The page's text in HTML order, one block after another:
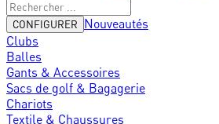
CONFIGURER
Nouveautés
Clubs
Balles
Gants & Accessoires
Sacs de golf & Bagagerie
Chariots
Textile & Chaussures